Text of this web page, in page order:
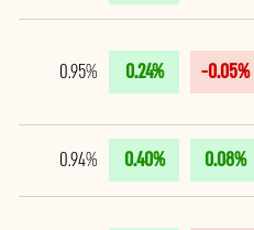
-0.05%
0.24%
0.95%
0.08%
0.40%
0.94%